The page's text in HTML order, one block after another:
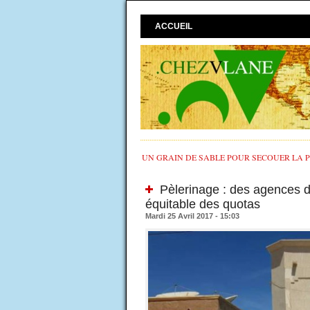
ACCUEIL
UN GRAIN DE SABLE POUR SECOUER LA
Pèlerinage : des agences
équitable des quotas
Mardi 25 Avril 2017 - 15:03